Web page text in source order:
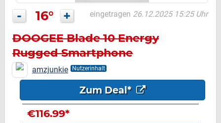
- 16° + eingetragen 26.12.2025 15:25 Uhr
DOOGEE Blade 10 Energy
Rugged Smartphone
amzjunkie Nutzerinhalt
Zum Deal*
€116.99*